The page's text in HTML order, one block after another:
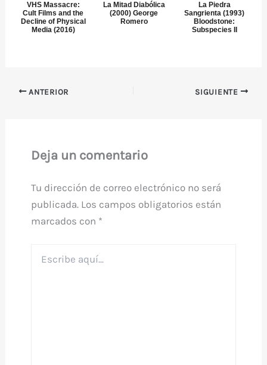
VHS Massacre:
Cult Films and the
Decline of Physical
Media (2016)
La Mitad Diabólica
(2000) George
Romero
La Piedra
Sangrienta (1993)
Bloodstone:
Subspecies II
ANTERIOR SIGUIENTE
Deja un comentario
Tu dirección de correo electrónico no será
publicada. Los campos obligatorios están
marcados con *
aquí...